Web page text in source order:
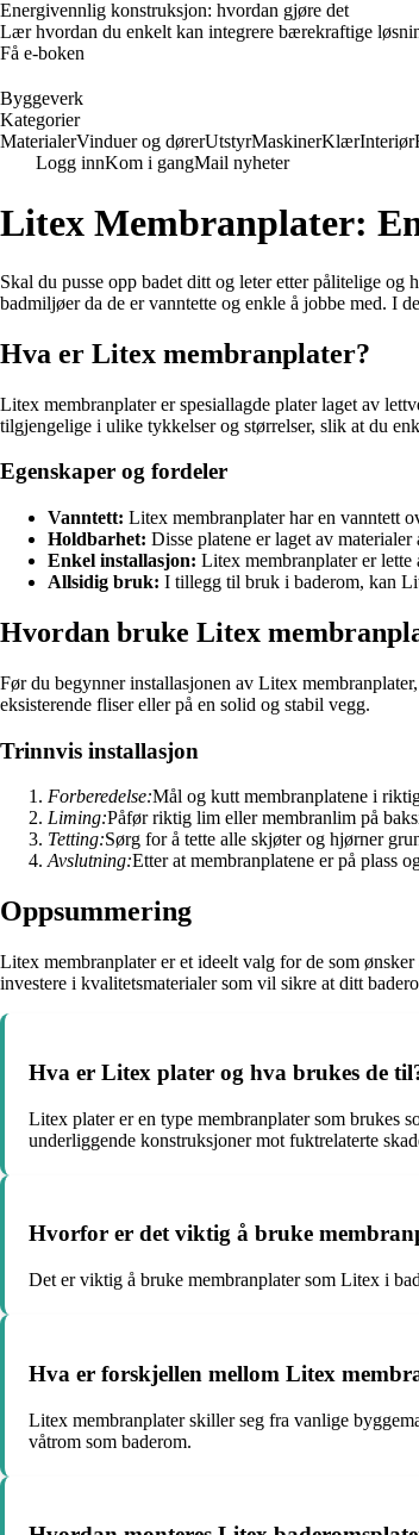
Energivennlig konstruksjon: hvordan gjøre det
Lær hvordan du enkelt kan integrere bærekraftige
Få e-boken
Byggeverk
Kategorier
MaterialerVinduer og dørerUtstyrMaskinerKlærInteriør
Logg innKom i gangMail nyheter
Litex Membranplater:
Skal du pusse opp badet ditt og leter etter pålitelige
badmiljøer da de er vanntette og enkle å jobbe med. I
Hva er Litex membranplater?
Litex membranplater er spesiallagde plater laget av
tilgjengelige i ulike tykkelser og størrelser, slik at du
Egenskaper og fordeler
Vanntett: Litex membranplater har en vanntett
Holdbarhet: Disse platene er laget av
Enkel installasjon: Litex membranplater er lette
Allsidig bruk: I tillegg til bruk i baderom, kan
Hvordan bruke Litex
Før du begynner installasjonen av Litex
eksisterende fliser eller på en solid og stabil vegg.
Trinnvis installasjon
Forberedelse:Mål og kutt membranplatene i
Liming:Påfør riktig lim eller membranlim på
Tetting:Sørg for å tette alle skjøter og hjørner
Avslutning:Etter at membranplatene er på plass
Oppsummering
Litex membranplater er et ideelt valg for de som
investere i kvalitetsmaterialer som vil sikre at ditt
Hva er Litex plater og hva brukes de
Litex plater er en type membranplater som brukes
underliggende konstruksjoner mot fuktrelaterte
Hvorfor er det viktig å bruke
Det er viktig å bruke membranplater som Litex i
Hva er forskjellen mellom Litex
Litex membranplater skiller seg fra vanlige
våtrom som baderom.